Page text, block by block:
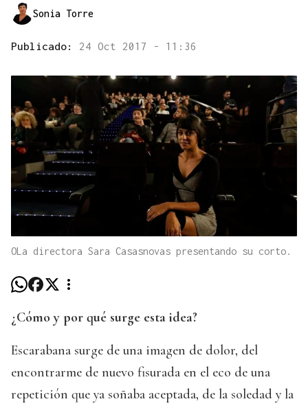
Sonia Torre
Publicado: 24 Oct 2017 - 11:36
OLa directora Sara Casasnovas presentando su corto.
¿Cómo y por qué surge esta idea?
Escarabana surge de una imagen de dolor, del
encontrarme de nuevo fisurada en el eco de una
repetición que ya soñaba aceptada, de la soledad y la